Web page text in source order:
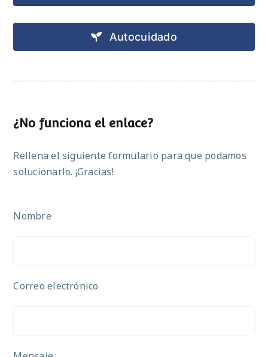
Autocuidado
¿No funciona el enlace?
Rellena el siguiente formulario para que podamos
solucionarlo. ¡Gracias!
Nombre
Correo electrónico